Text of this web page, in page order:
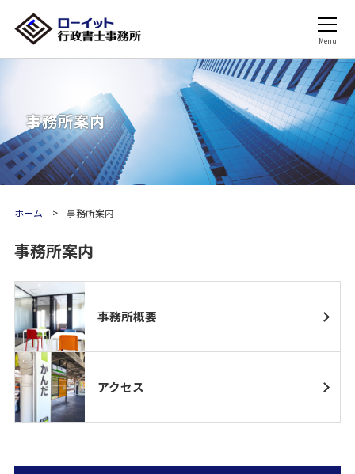
Menu
事務所案内
ホーム 事務所案内
事務所案内
事務所概要
アクセス